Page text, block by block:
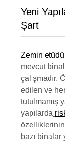
Yeni
Şart
Zemin etüdü
mevcut
çalışmadır.
edilen ve
tutulmamış
yapılarda
bazı binalar